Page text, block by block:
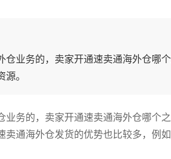
仓业务的，卖家开通速卖通海外仓哪
。
业务的，卖家开通速卖通海外仓哪个
卖通海外仓发货的优势也比较多，例